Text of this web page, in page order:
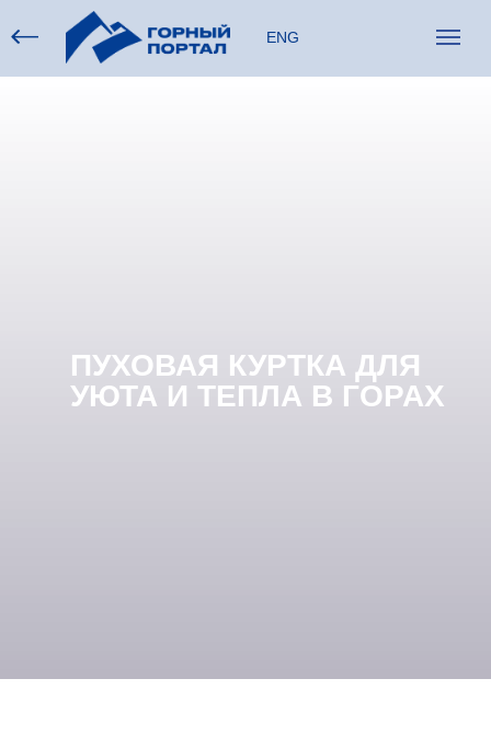
ENG
ПУХОВАЯ КУРТКА ДЛЯ
УЮТА И ТЕПЛА В ГОРАХ